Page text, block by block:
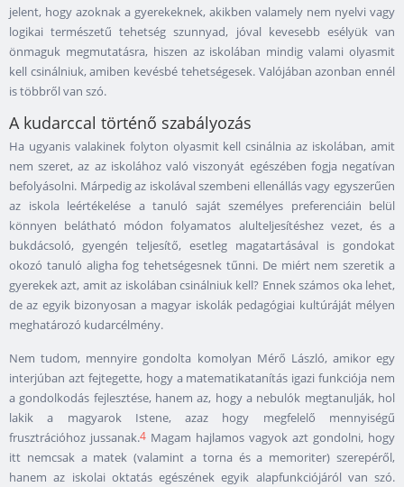
jelent, hogy azoknak a gyerekeknek, akikben valamely nem nyelvi vagy
logikai természetű tehetség szunnyad, jóval kevesebb esélyük van
önmaguk megmutatásra, hiszen az iskolában mindig valami olyasmit
kell csinálniuk, amiben kevésbé tehetségesek. Valójában azonban ennél
is többről van szó.
A kudarccal történő szabályozás
Ha ugyanis valakinek folyton olyasmit kell csinálnia az iskolában, amit
nem szeret, az az iskolához való viszonyát egészében fogja negatívan
befolyásolni. Márpedig az iskolával szembeni ellenállás vagy egyszerűen
az iskola leértékelése a tanuló saját személyes preferenciáin belül
könnyen belátható módon folyamatos alulteljesítéshez vezet, és a
bukdácsoló, gyengén teljesítő, esetleg magatartásával is gondokat
okozó tanuló aligha fog tehetségesnek tűnni. De miért nem szeretik a
gyerekek azt, amit az iskolában csinálniuk kell? Ennek számos oka lehet,
de az egyik bizonyosan a magyar iskolák pedagógiai kultúráját mélyen
meghatározó kudarcélmény.
Nem tudom, mennyire gondolta komolyan Mérő László, amikor egy
interjúban azt fejtegette, hogy a matematikatanítás igazi funkciója nem
a gondolkodás fejlesztése, hanem az, hogy a nebulók megtanulják, hol
lakik a magyarok Istene, azaz hogy megfelelő mennyiségű
frusztrációhoz jussanak.4 Magam hajlamos vagyok azt gondolni, hogy
itt nemcsak a matek (valamint a torna és a memoriter) szerepéről,
hanem az iskolai oktatás egészének egyik alapfunkciójáról van szó.